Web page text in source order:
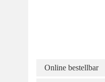
Online bestellbar